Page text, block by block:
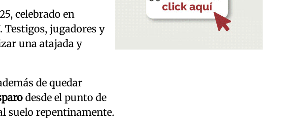
celebrado en
. Testigos, jugadores y
una atajada y
de quedar
desde el punto de
suelo repentinamente.